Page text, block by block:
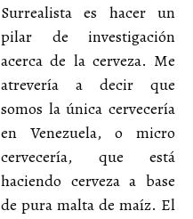
Surrealista es hacer un
pilar de investigación
acerca de la cerveza. Me
atrevería a decir que
somos la única cervecería
en Venezuela, o micro
cervecería, que está
haciendo cerveza a base
de pura malta de maíz. El